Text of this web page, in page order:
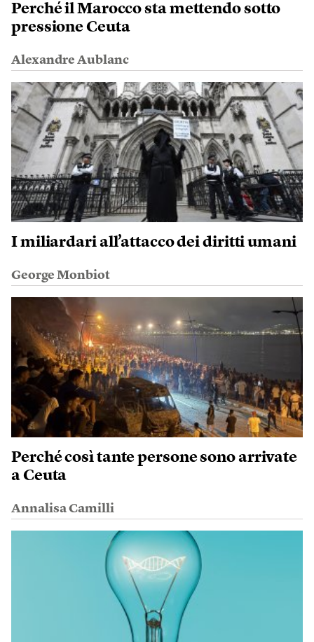
Perché il Marocco sta mettendo sotto
pressione Ceuta
Alexandre Aublanc
I miliardari all’attacco dei diritti umani
George Monbiot
Perché così tante persone sono arrivate
a Ceuta
Annalisa Camilli